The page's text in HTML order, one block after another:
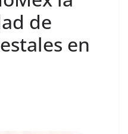
de
en